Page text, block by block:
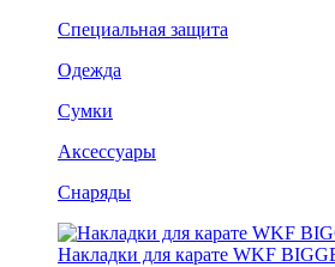
Специальная защита
Одежда
Сумки
Аксессуары
Снаряды
Накладки для карате WKF